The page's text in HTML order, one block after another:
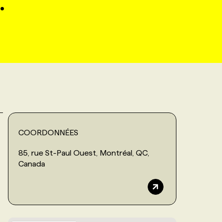
COORDONNÉES
85, rue St-Paul Ouest, Montréal, QC,
Canada